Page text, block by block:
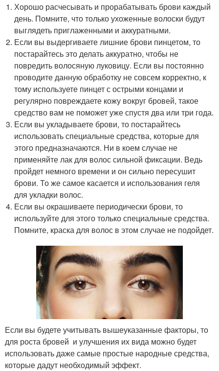
Хорошо расчесывать и прорабатывать брови каждый
день. Помните, что только ухоженные волоски будут
выглядеть приглаженными и аккуратными.
Если вы выдергиваете лишние брови пинцетом, то
постарайтесь это делать аккуратно, чтобы не
повредить волосяную луковицу. Если вы постоянно
проводите данную обработку не совсем корректно, к
тому используете пинцет с острыми концами и
регулярно повреждаете кожу вокруг бровей, такое
средство вам не поможет уже спустя два или три года.
Если вы укладываете брови, то постарайтесь
использовать специальные средства, которые для
этого предназначаются. Ни в коем случае не
применяйте лак для волос сильной фиксации. Ведь
пройдет немного времени и он сильно пересушит
брови. То же самое касается и использования геля
для укладки волос.
Если вы окрашиваете периодически брови, то
используйте для этого только специальные средства.
Помните, краска для волос в этом случае не подойдет.
Если вы будете учитывать вышеуказанные факторы, то
для роста бровей и улучшения их вида можно будет
использовать даже самые простые народные средства,
которые дадут необходимый эффект.